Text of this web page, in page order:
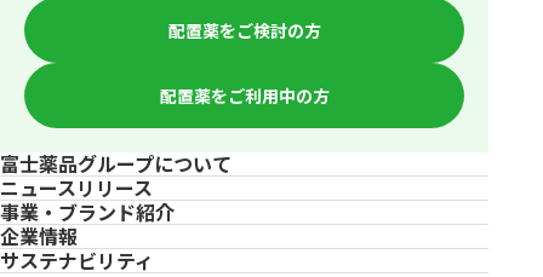
配置薬をご検討の方
配置薬をご利用中の方
富士薬品グループについて
ニュースリリース
事業・ブランド紹介
企業情報
サステナビリティ